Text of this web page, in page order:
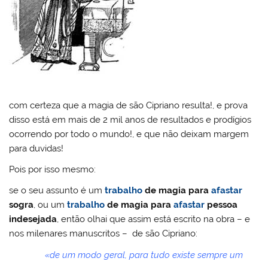
com certeza que a magia de são Cipriano resulta!, e prova
disso está em mais de 2 mil anos de resultados e prodígios
ocorrendo por todo o mundo!, e que não deixam margem
para duvidas!
Pois por isso mesmo:
se o seu assunto é umtrabalho de magia paraafastar
sogra, ou umtrabalho de magia paraafastar pessoa
indesejada, então olhai que assim está escrito na obra – e
nos milenares manuscritos – de são Cipriano:
«de um modo geral, para tudo existe sempre um